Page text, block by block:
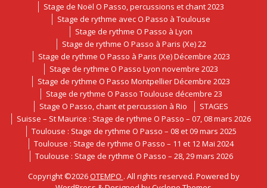
Stage de Noël O Passo, percussions et chant 2023
Stage de rythme avec O Passo à Toulouse
Stage de rythme O Passo à Lyon
Stage de rythme O Passo à Paris (Xe) 22
Stage de rythme O Passo à Paris (Xe) Décembre 2023
Stage de rythme O Passo Lyon novembre 2023
Stage de rythme O Passo Montpellier Décembre 2023
Stage de rythme O Passo Toulouse décembre 23
Stage O Passo, chant et percussion à Rio
STAGES
Suisse – St Maurice : Stage de rythme O Passo – 07, 08 mars 2026
Toulouse : Stage de rythme O Passo – 08 et 09 mars 2025
Toulouse : Stage de rythme O Passo – 11 et 12 Mai 2024
Toulouse : Stage de rythme O Passo – 28, 29 mars 2026
Copyright ©2026OTEMPO . All rights reserved. Powered by